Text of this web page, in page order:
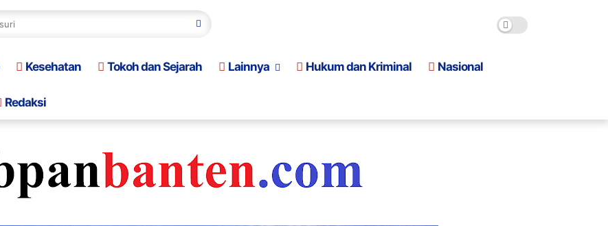
Kesehatan Tokoh dan Sejarah Lainnya Hukum dan Kriminal Nasional
Redaksi